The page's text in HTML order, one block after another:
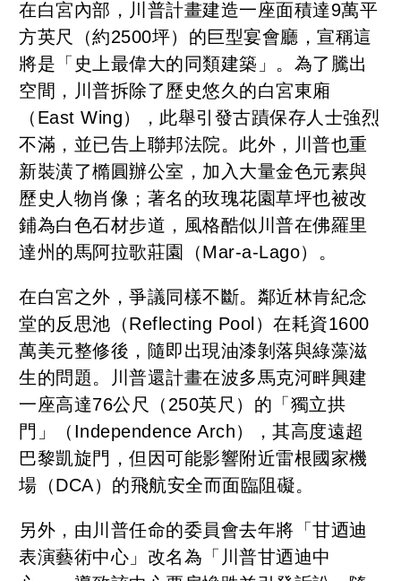
在白宮內部，川普計畫建造一座面積達9萬平
方英尺（約2500坪）的巨型宴會廳，宣稱這
將是「史上最偉大的同類建築」。為了騰出
空間，川普拆除了歷史悠久的白宮東廂
（East Wing），此舉引發古蹟保存人士強烈
不滿，並已告上聯邦法院。此外，川普也重
新裝潢了橢圓辦公室，加入大量金色元素與
歷史人物肖像；著名的玫瑰花園草坪也被改
鋪為白色石材步道，風格酷似川普在佛羅里
達州的馬阿拉歌莊園（Mar-a-Lago）。
在白宮之外，爭議同樣不斷。鄰近林肯紀念
堂的反思池（Reflecting Pool）在耗資1600
萬美元整修後，隨即出現油漆剝落與綠藻滋
生的問題。川普還計畫在波多馬克河畔興建
一座高達76公尺（250英尺）的「獨立拱
門」（Independence Arch），其高度遠超
巴黎凱旋門，但因可能影響附近雷根國家機
場（DCA）的飛航安全而面臨阻礙。
另外，由川普任命的委員會去年將「甘迺迪
表演藝術中心」改名為「川普甘迺迪中